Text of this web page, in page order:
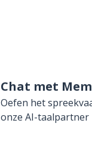
Chat met
Oefen het
onze AI-taalpartner